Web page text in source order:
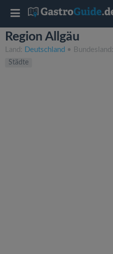
Region Allgäu
Land: Deutschland • Bundesland:
Städte
T
o
g